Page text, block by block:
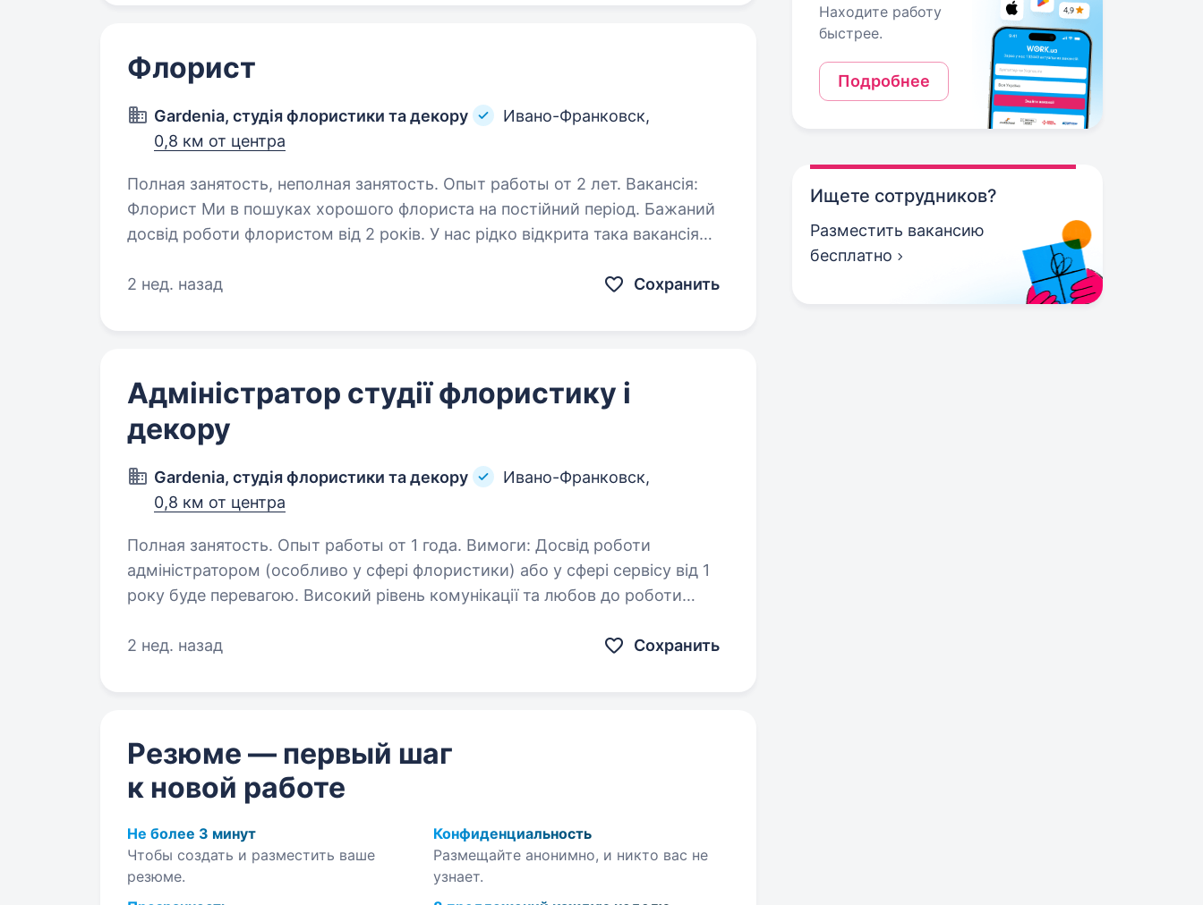
Флорист
Gardenia, студія флористики та декору
Ивано-Франковск,
0,8 км от центра
Полная занятость, неполная занятость. Опыт работы от 2 лет. Вакансія:
Флорист Ми в пошуках хорошого флориста на постійний період. Бажаний
досвід роботи флористом від 2 років. У нас рідко відкрита така вакансія
2 нед. назад
Сохранить
Адміністратор студії флористику і
декору
Gardenia, студія флористики та декору
Ивано-Франковск,
0,8 км от центра
Полная занятость. Опыт работы от 1 года. Вимоги: Досвід роботи
адміністратором (особливо у сфері флористики) або у сфері сервісу від 1
року буде перевагою. Високий рівень комунікації та любов до роботи
2 нед. назад
Сохранить
Резюме — первый шаг
к новой работе
Не более 3 минут
Чтобы создать и разместить ваше
резюме.
Конфиденциальность
Размещайте анонимно, и никто вас не
узнает.
Находите работу
быстрее.
Подробнее
Ищете сотрудников?
Разместить вакансию
бесплатно